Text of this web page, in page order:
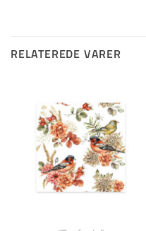
RELATEREDE VARER